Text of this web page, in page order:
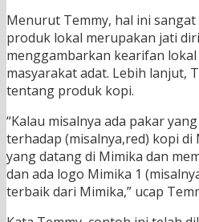
Menurut Temmy, hal ini
produk lokal merupakan jati
menggambarkan kearifan
masyarakat adat. Lebih lanjut,
tentang produk kopi.
“Kalau misalnya ada pakar
terhadap (misalnya,red) kopi
yang datang di Mimika dan
dan ada logo Mimika 1
terbaik dari Mimika,” ucap